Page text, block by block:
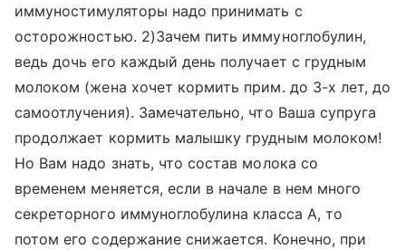
иммуностимуляторы надо принимать с
осторожностью. 2)Зачем пить иммуноглобулин,
ведь дочь его каждый день получает с грудным
молоком (жена хочет кормить прим. до 3-х лет, до
самоотлучения). Замечательно, что Ваша супруга
продолжает кормить малышку грудным молоком!
Но Вам надо знать, что состав молока со
временем меняется, если в начале в нем много
секреторного иммуноглобулина класса А, то
потом его содержание снижается. Конечно, при